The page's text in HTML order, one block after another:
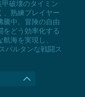
破壊のタイミン
、熟練プレイヤー
騰中。冒険の自由
をどう効率化する
海を実現し、
パルタンな戦闘ス